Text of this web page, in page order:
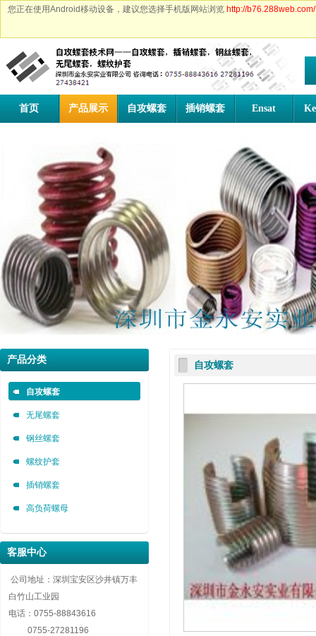
您正在使用Android移动设备，建议您选择手机版网站浏览 http://b76.288web.com/
首页 产品展示 自攻螺套 插销螺套 Ensat
深圳市金永安装实业有限公司 0755-88843616
自攻螺套，无尾螺套，钢丝螺套，插销螺套厂家深圳市金永安装实业有限公司 0755-
深圳市金永安装实业有限公司 0755-88843616
自攻螺套，无尾螺套，钢丝螺套，插销螺套厂家深圳市金永安装实业有限公司 0755-
深圳市金永安装实业有限公司 0755-88843616
自攻螺套，无尾螺套，钢丝螺套，插销螺套厂家深圳市金永安装实业有限公司 0755-
产品分类
自攻螺套
无尾螺套
钢丝螺套
螺纹护套
插销螺套
高负荷螺母
客服中心
公司地址：深圳宝安区沙井镇万丰
白竹山工业园
电话： 0755-88843616
0755-27281196
自攻螺套